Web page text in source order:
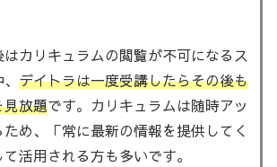
カリキュラムの閲覧が不可になるス
デイトラは一度受講したらその後も
見放題です。カリキュラムは随時アッ
め、「常に最新の情報を提供してく
活用される方も多いです。